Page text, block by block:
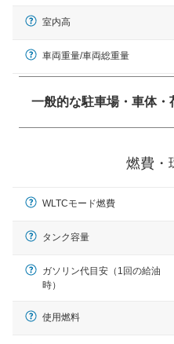
室内高
車両重量/車両総重量
一般的な駐車場・車体・
× 長さ 5,000mm 車路幅
燃費・
WLTCモード燃費
タンク容量
ガソリン代目安（1回の給油
時）
使用燃料